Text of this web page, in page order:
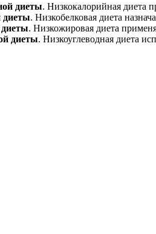
диеты. Низкокалорийная диета
диеты. Низкобелковая диета
. Низкожировая диета
диеты. Низкоуглеводная диета